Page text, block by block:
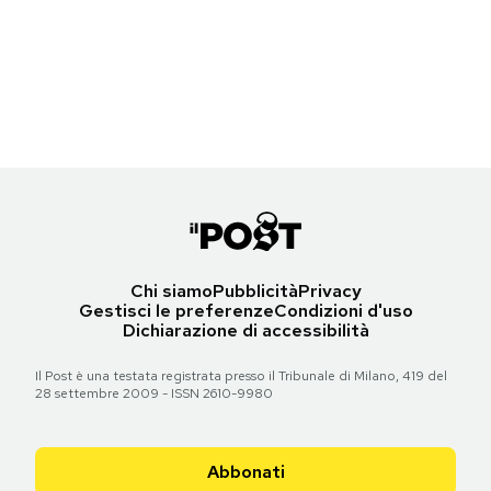
Chi siamoPubblicitàPrivacy
Gestisci le preferenzeCondizioni d'uso
Dichiarazione di accessibilità
Il Post è una testata registrata presso il Tribunale di Milano, 419 del
28 settembre 2009 - ISSN 2610-9980
Abbonati